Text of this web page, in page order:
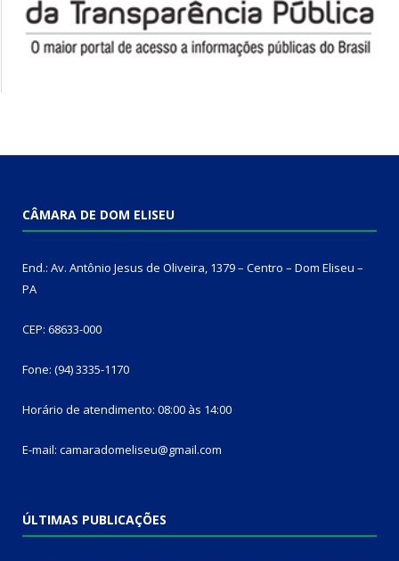
CÂMARA DE DOM ELISEU
End.: Av. Antônio Jesus de Oliveira, 1379 – Centro – Dom Eliseu –
PA
CEP: 68633-000
Fone: (94) 3335-1170
Horário de atendimento: 08:00 às 14:00
E-mail: camaradomeliseu@gmail.com
ÚLTIMAS PUBLICAÇÕES